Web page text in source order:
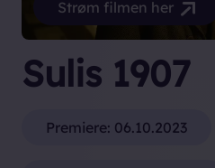
Strøm filmen her
Sulis 1907
Premiere: 06.10.2023